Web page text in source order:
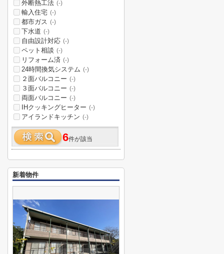
外断熱工法 (-)
輸入住宅 (-)
都市ガス (-)
下水道 (-)
自由設計対応 (-)
ペット相談 (-)
リフォーム済 (-)
24時間換気システム (-)
２面バルコニー (-)
３面バルコニー (-)
両面バルコニー (-)
IHクッキングヒーター (-)
アイランドキッチン (-)
6件が該当
新着物件